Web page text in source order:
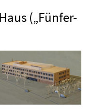
(„Fünfer-